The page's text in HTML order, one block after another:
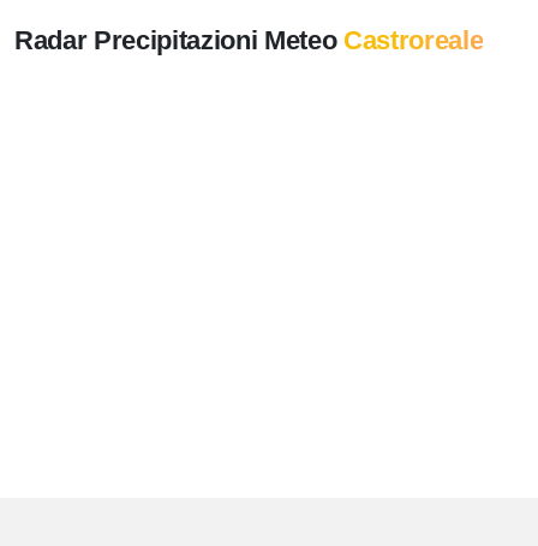
Radar Precipitazioni Meteo Castroreale